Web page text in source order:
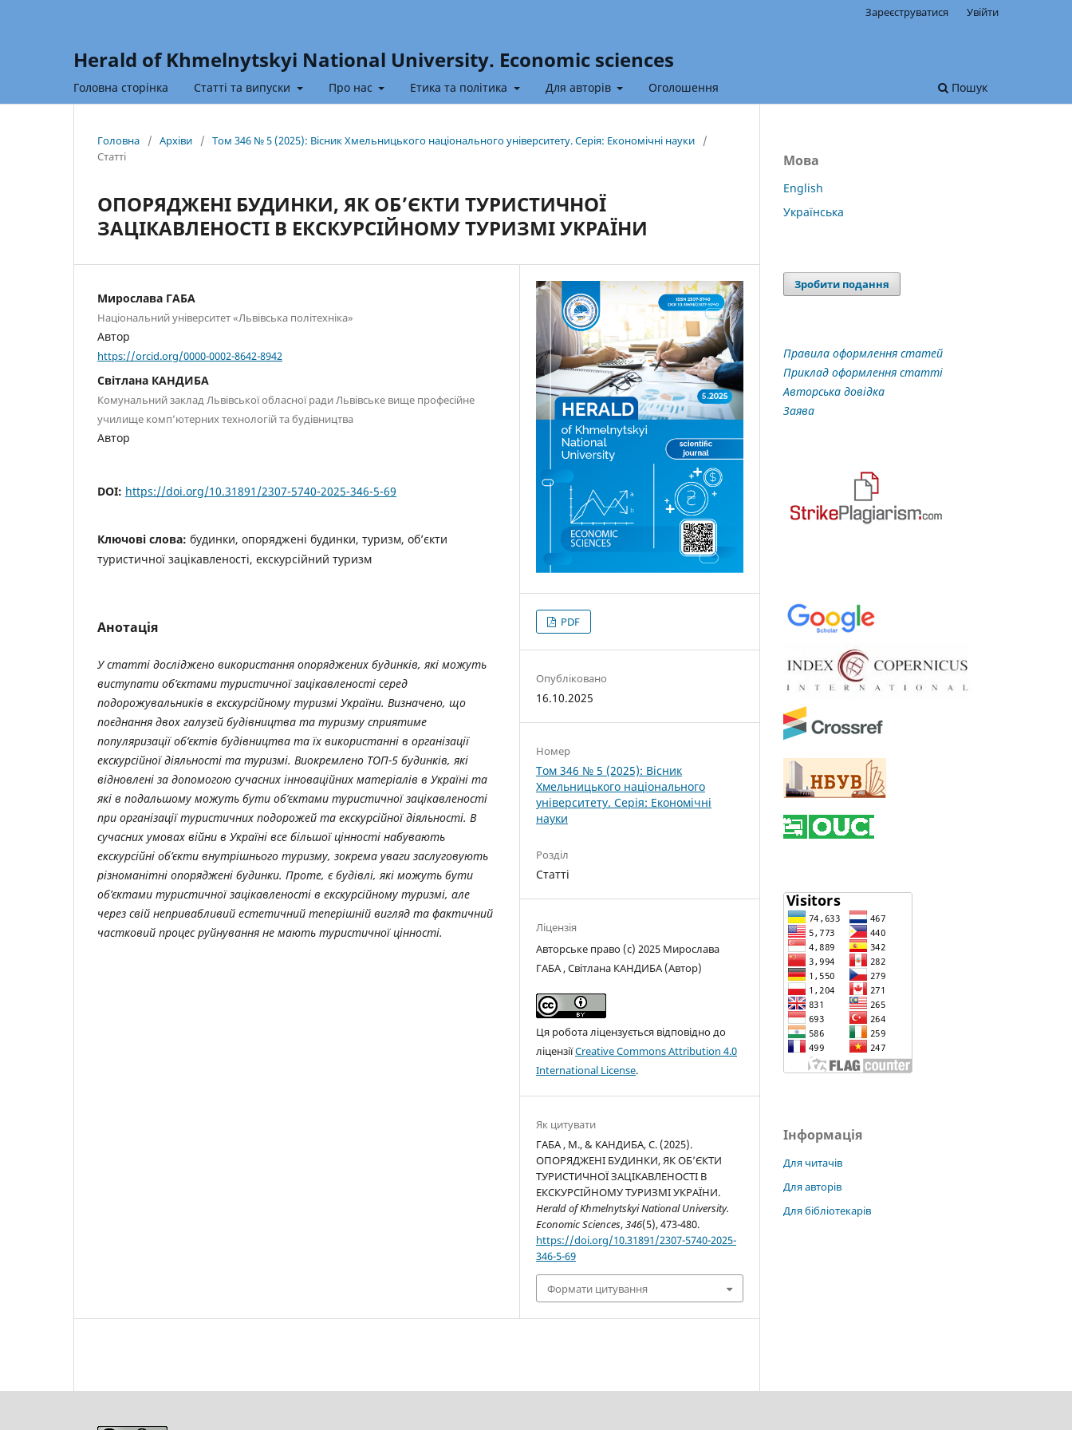
Herald of Khmelnytskyi National University. Economic sciences
Головна сторінка Статті та випуски Про нас Етика та політика Для авторів Оголошення Пошук
Зареєструватися Увійти
Головна / Архіви / Том 346 № 5 (2025): Вісник Хмельницького національного університету. Серія: Економічні науки
/
Статті
ОПОРЯДЖЕНІ БУДИНКИ, ЯК ОБ’ЄКТИ ТУРИСТИЧНОЇ
ЗАЦІКАВЛЕНОСТІ В ЕКСКУРСІЙНОМУ ТУРИЗМІ УКРАЇНИ
Мирослава ГАБА
Національний університет «Львівська політехніка»
Автор
https://orcid.org/0000-0002-8642-8942
Світлана КАНДИБА
Комунальний заклад Львівської обласної ради Львівське вище професійне
училище комп’ютерних технологій та будівництва
Автор
DOI: https://doi.org/10.31891/2307-5740-2025-346-5-69
Ключові слова: будинки, опоряджені будинки, туризм, об’єкти
туристичної зацікавленості, екскурсійний туризм
Анотація
У статті досліджено використання опоряджених будинків, які можуть
виступати об’єктами туристичної зацікавленості серед
подорожувальників в екскурсійному туризмі України. Визначено, що
поєднання двох галузей будівництва та туризму сприятиме
популяризації об’єктів будівництва та їх використанні в організації
екскурсійної діяльності та туризмі. Виокремлено ТОП-5 будинків, які
відновлені за допомогою сучасних інноваційних матеріалів в Україні та
які в подальшому можуть бути об’єктами туристичної зацікавленості
при організації туристичних подорожей та екскурсійної діяльності. В
сучасних умовах війни в Україні все більшої цінності набувають
екскурсійні об’єкти внутрішнього туризму, зокрема уваги заслуговують
різноманітні опоряджені будинки. Проте, є будівлі, які можуть бути
об’єктами туристичної зацікавленості в екскурсійному туризмі, але
через свій непривабливий естетичний теперішній вигляд та фактичний
частковий процес руйнування не мають туристичної цінності.
PDF
Опубліковано
16.10.2025
Номер
Том 346 № 5 (2025): Вісник
Хмельницького національного
університету. Серія: Економічні
науки
Розділ
Статті
Ліцензія
Авторське право (c) 2025 Мирослава
ГАБА , Світлана КАНДИБА (Автор)
Ця робота ліцензується відповідно до
ліцензіїCreative Commons Attribution 4.0
International License.
Як цитувати
ГАБА , М., & КАНДИБА, С. (2025).
ОПОРЯДЖЕНІ БУДИНКИ, ЯК ОБ’ЄКТИ
ТУРИСТИЧНОЇ ЗАЦІКАВЛЕНОСТІ В
ЕКСКУРСІЙНОМУ ТУРИЗМІ УКРАЇНИ.
Herald of Khmelnytskyi National University.
Economic Sciences,346(5), 473-480.
https://doi.org/10.31891/2307-5740-2025-
346-5-69
Формати цитування
Мова
English
Українська
Зробити подання
Правила оформлення статей
Приклад оформлення статті
Авторська довідка
Заява
Інформація
Для читачів
Для авторів
Для бібліотекарів